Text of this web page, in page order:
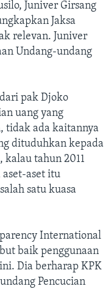
Juniver Girsang
Jaksa
relevan. Juniver
Undang-undang
pak Djoko
uang yang
tidak ada kaitannya
dituduhkan kepada
kalau tahun 2011
aset itu
satu kuasa
International
baik penggunaan
Dia berharap KPK
Pencucian